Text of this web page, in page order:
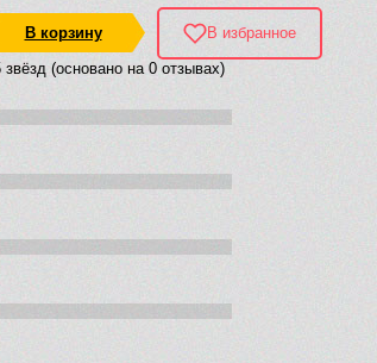
В корзину В избранное
звёзд (основано на 0 отзывах)